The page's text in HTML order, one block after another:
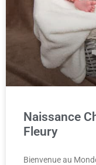
Naissance
Fleury
Bienvenue au